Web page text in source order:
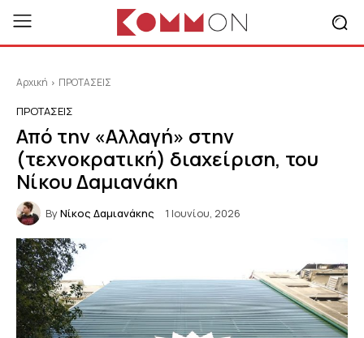
Αρχική ΠΡΟΤΑΣΕΙΣ
ΠΡΟΤΑΣΕΙΣ
Από την «Αλλαγή» στην
(τεχνοκρατική) διαχείριση, του
Νίκου Δαμιανάκη
ByΝίκος Δαμιανάκης 1 Ιουνίου, 2026